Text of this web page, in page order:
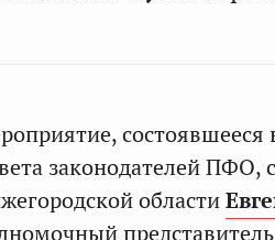
законодателей ПФО,
области